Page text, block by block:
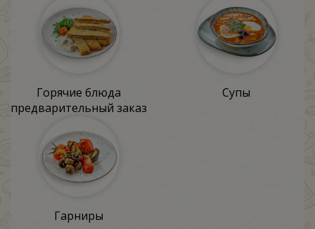
Горячие блюда
предварительный заказ
Супы
Гарниры